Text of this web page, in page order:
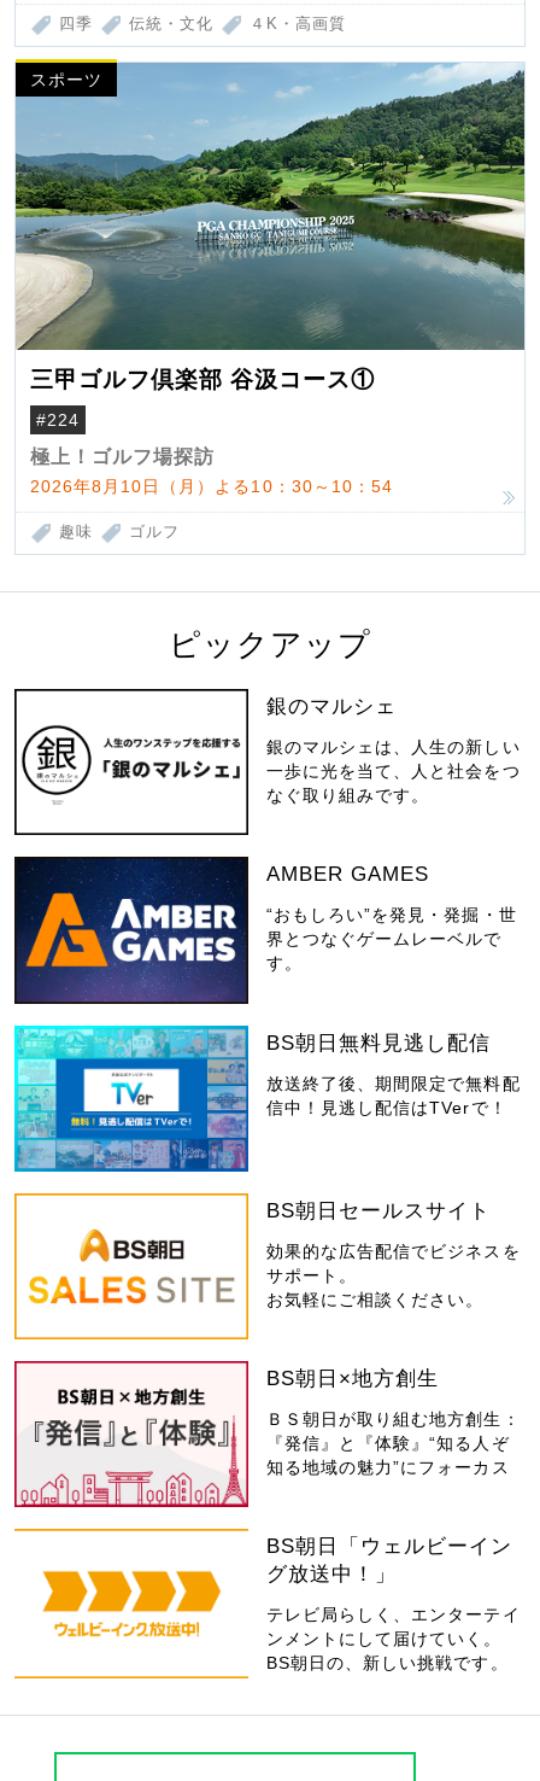
四季 伝統・文化 ４K・高画質
スポーツ
三甲ゴルフ倶楽部 谷汲コース①
#224
極上！ゴルフ場探訪
2026年8月10日（月）よる10：30～10：54
趣味 ゴルフ
ピックアップ
銀のマルシェ
銀のマルシェは、人生の新しい
一歩に光を当て、人と社会をつ
なぐ取り組みです。
AMBER GAMES
“おもしろい”を発見・発掘・世
界とつなぐゲームレーベルで
す。
BS朝日無料見逃し配信
放送終了後、期間限定で無料配
信中！見逃し配信はTVerで！
BS朝日セールスサイト
効果的な広告配信でビジネスを
サポート。
お気軽にご相談ください。
BS朝日×地方創生
ＢＳ朝日が取り組む地方創生：
『発信』と『体験』“知る人ぞ
知る地域の魅力”にフォーカス
BS朝日「ウェルビーイン
グ放送中！」
テレビ局らしく、エンターテイ
ンメントにして届けていく。
BS朝日の、新しい挑戦です。